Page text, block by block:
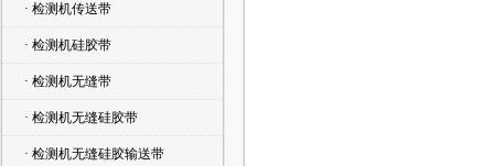
· 检测机传送带
· 检测机硅胶带
· 检测机无缝带
· 检测机无缝硅胶带
· 检测机无缝硅胶输送带